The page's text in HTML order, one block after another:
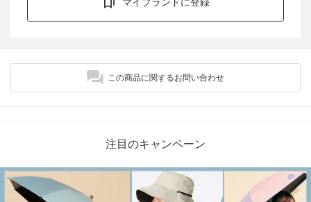
この商品に関するお問い合わせ
注目のキャンペーン